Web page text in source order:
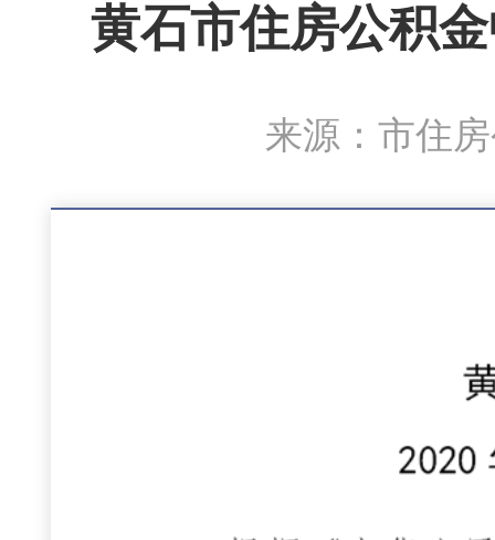
黄石市住房公积
来源：市住